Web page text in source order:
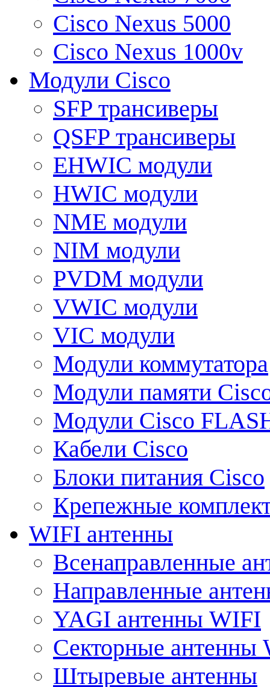
Cisco Nexus 5000
Cisco Nexus 1000v
Модули Cisco
SFP трансиверы
QSFP трансиверы
EHWIC модули
HWIC модули
NME модули
NIM модули
PVDM модули
VWIC модули
VIC модули
Модули коммутатора
Модули памяти
Модули Cisco
Кабели Cisco
Блоки питания Cisco
Крепежные
WIFI антенны
Всенаправленные
Направленные
YAGI антенны WIFI
Секторные антенны
Штыревые антенны